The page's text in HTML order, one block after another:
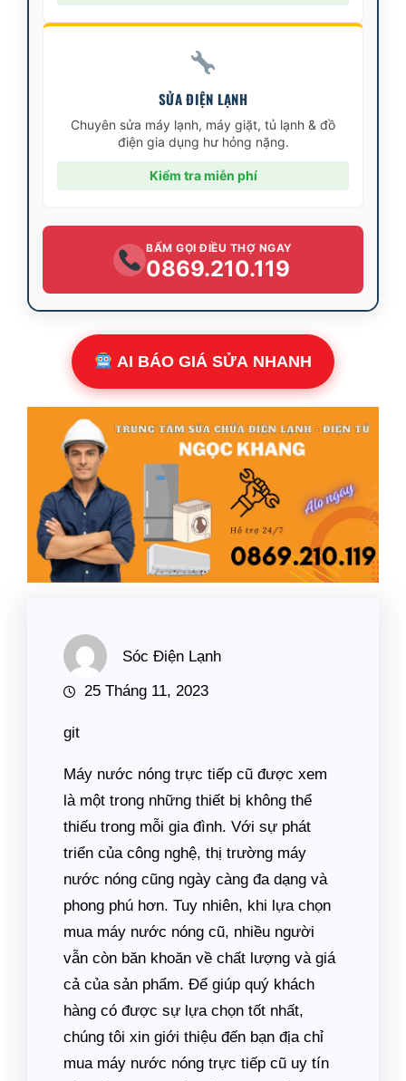
SỬA ĐIỆN LẠNH
Chuyên sửa máy lạnh, máy giặt, tủ lạnh & đồ
điện gia dụng hư hỏng nặng.
Kiểm tra miễn phí
BẤM GỌI ĐIỀU THỢ NGAY
0869.210.119
AI BÁO GIÁ SỬA NHANH
Sóc Điện Lạnh
25 Tháng 11, 2023
git
Máy nước nóng trực tiếp cũ được xem
là một trong những thiết bị không thể
thiếu trong mỗi gia đình. Với sự phát
triển của công nghệ, thị trường máy
nước nóng cũng ngày càng đa dạng và
phong phú hơn. Tuy nhiên, khi lựa chọn
mua máy nước nóng cũ, nhiều người
vẫn còn băn khoăn về chất lượng và giá
cả của sản phẩm. Để giúp quý khách
hàng có được sự lựa chọn tốt nhất,
chúng tôi xin giới thiệu đến bạn địa chỉ
mua máy nước nóng trực tiếp cũ uy tín